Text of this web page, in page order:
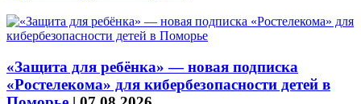
«Защита для ребёнка» — новая подписка
«Ростелекома» для кибербезопасности детей в